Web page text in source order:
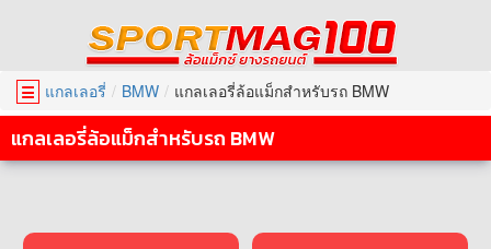
☰ แกลเลอรี่ BMW แกลเลอรี่ล้อแม็กสำหรับรถ BMW
แกลเลอรี่ล้อแม็กสำหรับรถ BMW